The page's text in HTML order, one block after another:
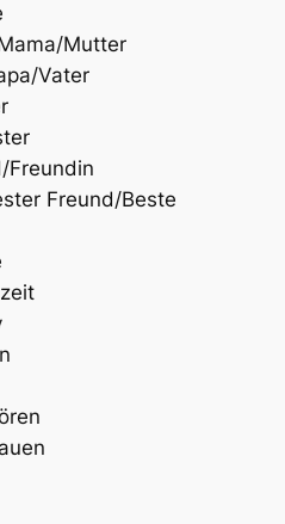
Mutter
Vater
Freundin
Freund/Beste